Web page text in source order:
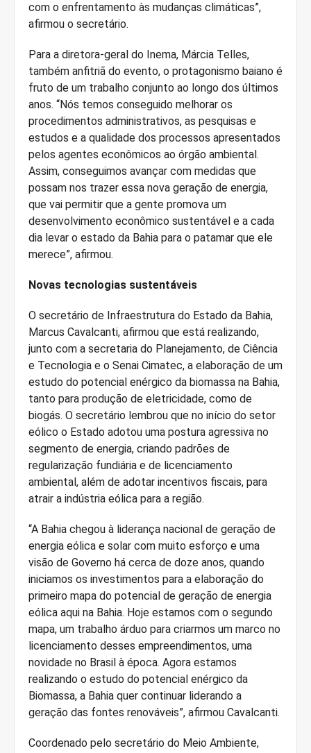
com o enfrentamento às mudanças climáticas”,
afirmou o secretário.
Para a diretora-geral do Inema, Márcia Telles,
também anfitriã do evento, o protagonismo baiano é
fruto de um trabalho conjunto ao longo dos últimos
anos. “Nós temos conseguido melhorar os
procedimentos administrativos, as pesquisas e
estudos e a qualidade dos processos apresentados
pelos agentes econômicos ao órgão ambiental.
Assim, conseguimos avançar com medidas que
possam nos trazer essa nova geração de energia,
que vai permitir que a gente promova um
desenvolvimento econômico sustentável e a cada
dia levar o estado da Bahia para o patamar que ele
merece”, afirmou.
Novas tecnologias sustentáveis
O secretário de Infraestrutura do Estado da Bahia,
Marcus Cavalcanti, afirmou que está realizando,
junto com a secretaria do Planejamento, de Ciência
e Tecnologia e o Senai Cimatec, a elaboração de um
estudo do potencial enérgico da biomassa na Bahia,
tanto para produção de eletricidade, como de
biogás. O secretário lembrou que no início do setor
eólico o Estado adotou uma postura agressiva no
segmento de energia, criando padrões de
regularização fundiária e de licenciamento
ambiental, além de adotar incentivos fiscais, para
atrair a indústria eólica para a região.
“A Bahia chegou à liderança nacional de geração de
energia eólica e solar com muito esforço e uma
visão de Governo há cerca de doze anos, quando
iniciamos os investimentos para a elaboração do
primeiro mapa do potencial de geração de energia
eólica aqui na Bahia. Hoje estamos com o segundo
mapa, um trabalho árduo para criarmos um marco no
licenciamento desses empreendimentos, uma
novidade no Brasil à época. Agora estamos
realizando o estudo do potencial enérgico da
Biomassa, a Bahia quer continuar liderando a
geração das fontes renováveis”, afirmou Cavalcanti.
Coordenado pelo secretário do Meio Ambiente,